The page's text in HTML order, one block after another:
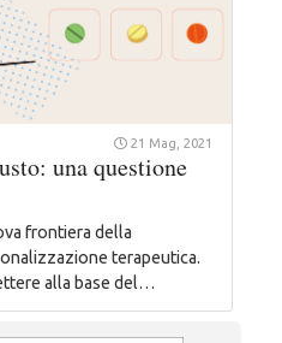
21 Mag, 2021
una questione
frontiera della
terapeutica.
alla base del…